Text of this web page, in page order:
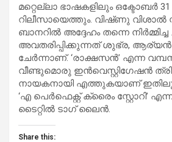
മറ്റെല്ലാ ഭാഷകളിലും ഒക്ടോബർ
റിലീസായെത്തും. വിഷ്‌ണു വിശാൽ
ബാനറിൽ അദ്ദേഹം തന്നെ നിർമ്മിച്ച
അവതരിപ്പിക്കുന്നത് ശുഭ്ര, ആര്യൻ
ചേർന്നാണ്. ‘രാക്ഷസൻ’ എന്ന വമ്പൻ
വീണ്ടുമൊരു ഇൻവെസ്റ്റിഗേഷൻ
നായകനായി എത്തുകയാണ്
‘എ പെർഫെക്റ്റ് ക്രൈം സ്റ്റോറി’
ടൈറ്റിൽ ടാഗ് ലൈൻ.
Share this: